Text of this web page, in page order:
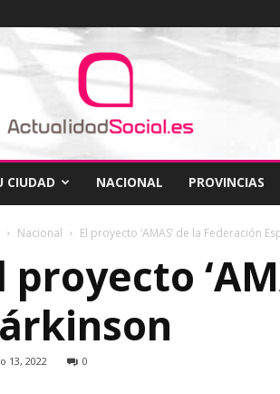
CIUDAD NACIONAL PROVINCIAS
Nacional El proyecto ‘AMAS’ de la Federación
proyecto
13, 2022 0